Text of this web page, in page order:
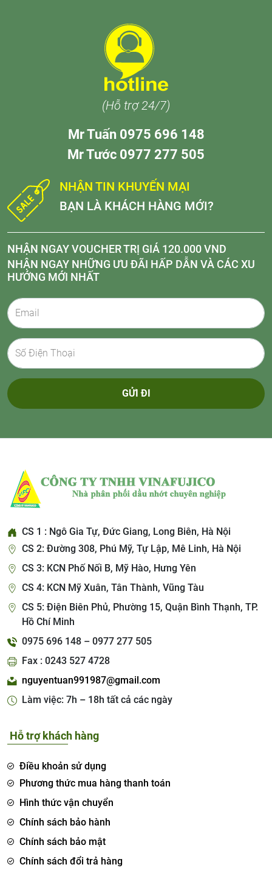
(Hỗ trợ 24/7)
Mr Tuấn 0975 696 148
Mr Tước 0977 277 505
NHẬN TIN KHUYẾN MẠI
BẠN LÀ KHÁCH HÀNG MỚI?
NHẬN NGAY VOUCHER TRỊ GIÁ 120.000 VND
NHẬN NGAY NHỮNG ƯU ĐÃI HẤP DẪN VÀ CÁC XU
HƯỚNG MỚI NHẤT
GỬI ĐI
CS 1 : Ngô Gia Tự, Đức Giang, Long Biên, Hà Nội
CS 2: Đường 308, Phú Mỹ, Tự Lập, Mê Linh, Hà Nội
CS 3: KCN Phố Nối B, Mỹ Hào, Hưng Yên
CS 4: KCN Mỹ Xuân, Tân Thành, Vũng Tàu
CS 5: Điện Biên Phủ, Phường 15, Quận Bình Thạnh, TP.
Hồ Chí Minh
0975 696 148 – 0977 277 505
Fax : 0243 527 4728
nguyentuan991987@gmail.com
Làm việc: 7h – 18h tất cả các ngày
Hỗ trợ khách hàng
Điều khoản sử dụng
Phương thức mua hàng thanh toán
Hình thức vận chuyển
Chính sách bảo hành
Chính sách bảo mật
Chính sách đổi trả hàng